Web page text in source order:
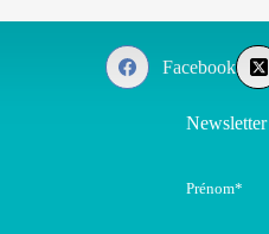
Facebook
Newsletter
Prénom*